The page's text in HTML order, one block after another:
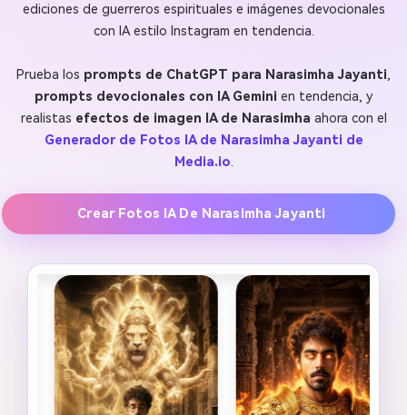
ediciones de guerreros espirituales e imágenes devocionales
con IA estilo Instagram en tendencia.
Prueba los prompts de ChatGPT para Narasimha Jayanti,
prompts devocionales con IA Gemini en tendencia, y
realistas efectos de imagen IA de Narasimha ahora con el
Generador de Fotos IA de Narasimha Jayanti de
Media.io.
Crear Fotos IA De Narasimha Jayanti